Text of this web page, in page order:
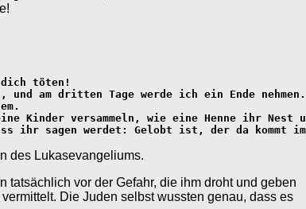
dich töten!
am dritten Tage werde ich ein Ende nehmen.
Kinder versammeln, wie eine Henne ihr
sagen werdet: Gelobt ist, der da kommt im
des Lukasevangeliums.
vor der Gefahr, die ihm droht und geben
Die Juden selbst wussten genau, dass es